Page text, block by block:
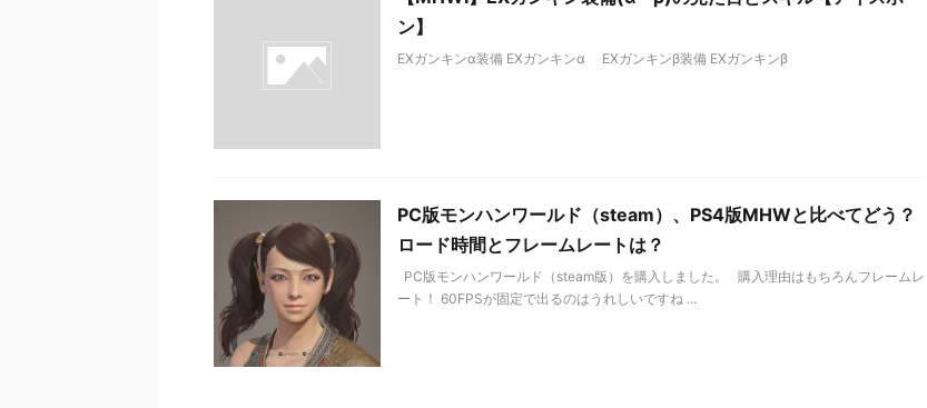
ン】
EXガンキンα装備 EXガンキンα EXガンキンβ装備 EXガンキンβ
PC版モンハンワールド（steam）、PS4版MHWと比べてどう？
ロード時間とフレームレートは？
PC版モンハンワールド（steam版）を購入しました。 購入理由はもちろんフレームレ
ート！ 60FPSが固定で出るのはうれしいですね ...